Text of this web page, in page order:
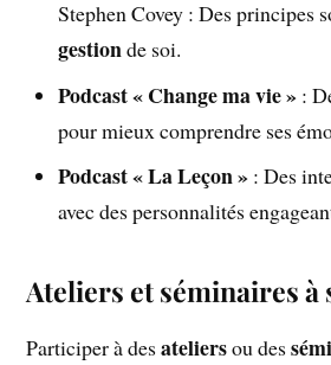
Stephen Covey : Des principes
gestionde soi.
Podcast « Change ma vie » :
pour mieux comprendre ses
Podcast « La Leçon » : Des
avec des personnalités
Ateliers et séminaires à
Participer à desateliersou des